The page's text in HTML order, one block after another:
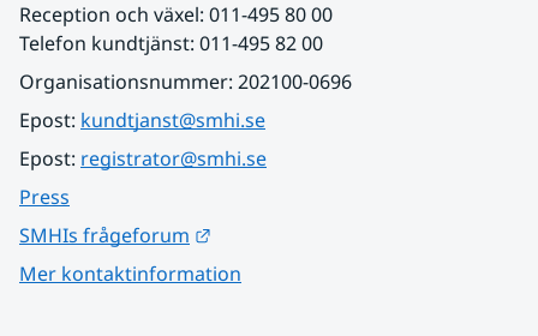
Reception och växel: 011-495 80 00
Telefon kundtjänst: 011-495 82 00
Organisationsnummer: 202100-0696
Epost: kundtjanst@smhi.se
Epost: registrator@smhi.se
Press
SMHIs frågeforum
Mer kontaktinformation